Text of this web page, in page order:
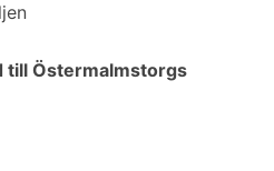
till Östermalmstorgs